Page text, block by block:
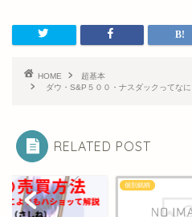
HOME
超基本
ダウ・S&P５００・ナスダックってな
RELATED POST
個別銘柄